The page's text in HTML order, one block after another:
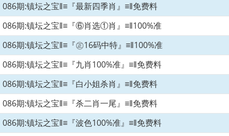
086期:镇坛之宝‖≡『最新四季肖』≡‖免费料
086期:镇坛之宝‖≡『⑥肖选①肖』≡‖100%准
086期:镇坛之宝‖≡『㊣16码中特』≡‖100%准
086期:镇坛之宝‖≡『九肖100%准』≡‖免费料
086期:镇坛之宝‖≡『白小姐杀肖』≡‖免费料
086期:镇坛之宝‖≡『杀二肖一尾』≡‖免费料
086期:镇坛之宝‖≡『波色100%准』≡‖免费料